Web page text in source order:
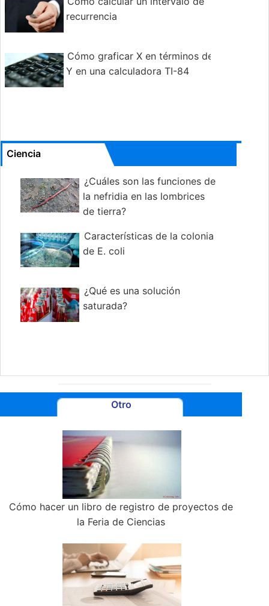
recurrencia
Cómo graficar X en términos de
Y en una calculadora TI-84
Ciencia
¿Cuáles son las funciones de
la nefridia en las lombrices
de tierra?
Características de la colonia
de E. coli
¿Qué es una solución
saturada?
Otro
Cómo hacer un libro de registro de proyectos de
la Feria de Ciencias